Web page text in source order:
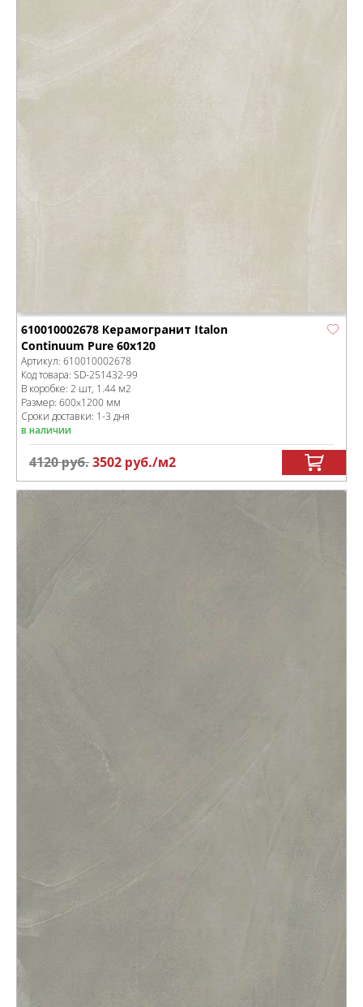
610010002678 Керамогранит Italon
Continuum Pure 60x120
Артикул: 610010002678
Код товара: SD-251432-99
В коробке: 2 шт, 1.44 м2
Размер: 600x1200 мм
Сроки доставки: 1-3 дня
в наличии
4120руб.3502 руб./м2